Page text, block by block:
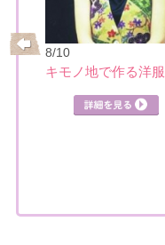
8/10
キモノ地で作る洋服